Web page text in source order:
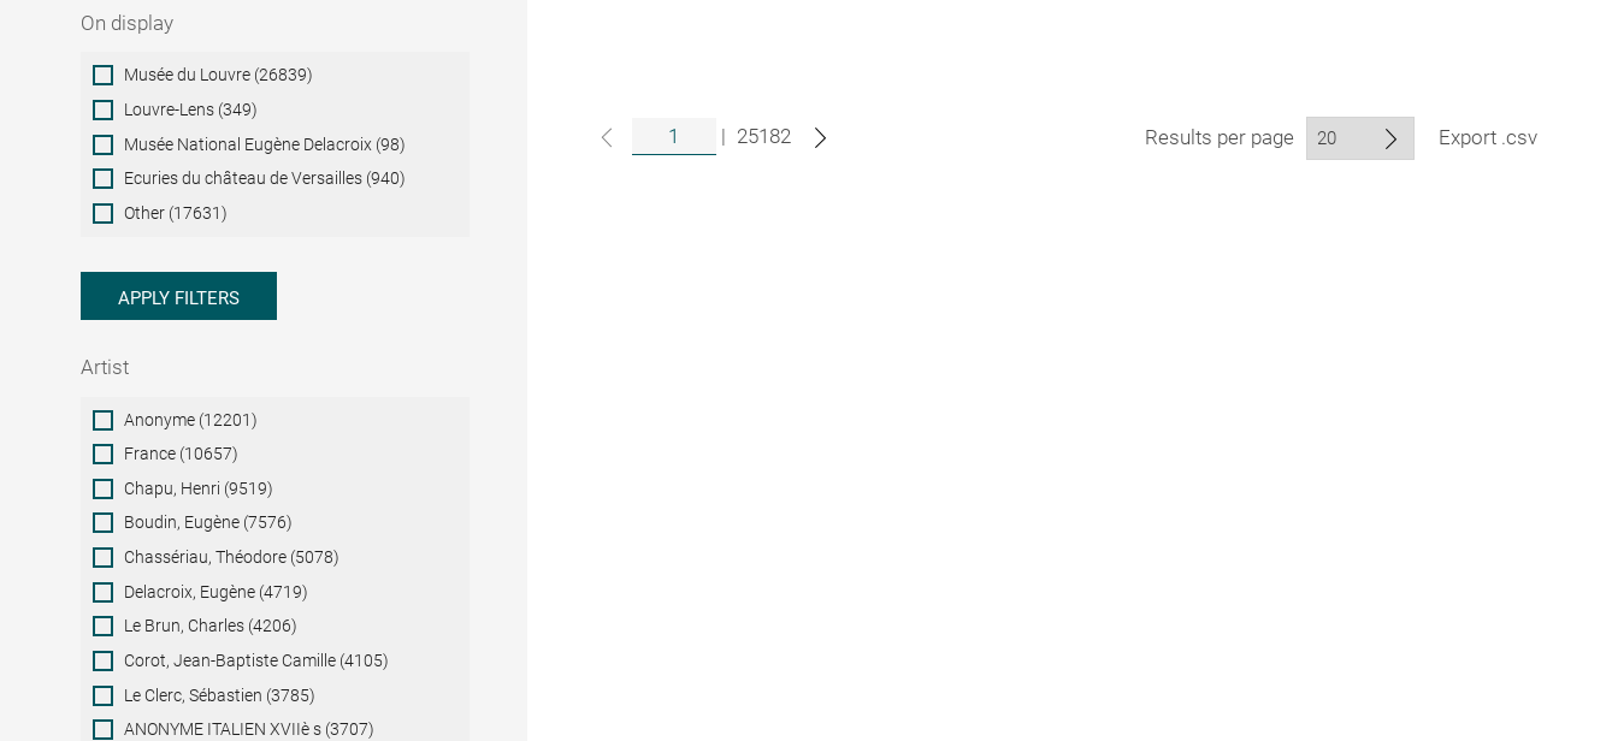
On display
On
display
Musée du Louvre (26839)
Louvre-Lens (349)
Musée National Eugène Delacroix (98)
Ecuries du château de Versailles (940)
Other (17631)
APPLY FILTERS
Artist
ArtistAnonyme (12201)
France (10657)
Chapu, Henri (9519)
Boudin, Eugène (7576)
Chassériau, Théodore (5078)
Delacroix, Eugène (4719)
Le Brun, Charles (4206)
Corot, Jean-Baptiste Camille (4105)
Le Clerc, Sébastien (3785)
ANONYME ITALIEN XVIIè s (3707)
| 25182 Results per page Export .csv